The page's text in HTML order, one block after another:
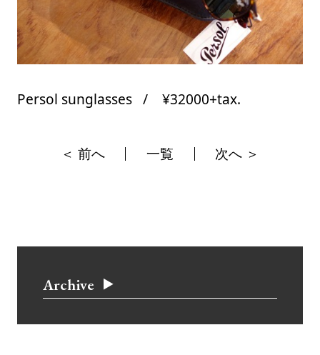
Persol sunglasses / ¥32000+tax.
＜ 前へ 一覧 次へ ＞
Archive